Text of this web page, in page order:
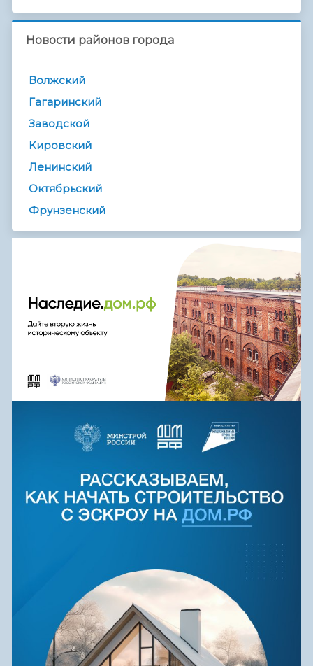
Новости районов города
Волжский
Гагаринский
Заводской
Кировский
Ленинский
Октябрьский
Фрунзенский